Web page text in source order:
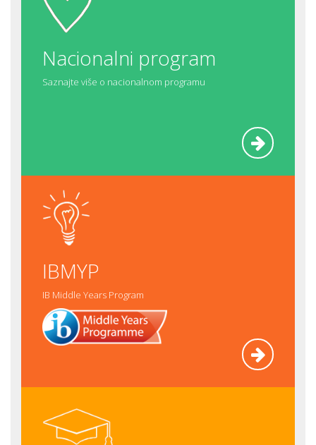
Nacionalni program
Saznajte više o nacionalnom programu
više
IBMYP
IB Middle Years Program
više